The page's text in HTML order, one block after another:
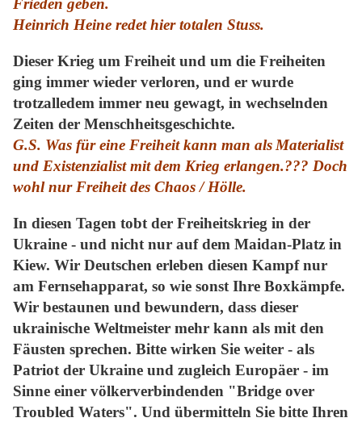
Frieden geben.
Heinrich Heine redet hier totalen Stuss.
Dieser Krieg um Freiheit und um die Freiheiten
ging immer wieder verloren, und er wurde
trotzalledem immer neu gewagt, in wechselnden
Zeiten der Menschheitsgeschichte.
G.S. Was für eine Freiheit kann man als Materialist
und Existenzialist mit dem Krieg erlangen.??? Doch
wohl nur Freiheit des Chaos / Hölle.
In diesen Tagen tobt der Freiheitskrieg in der
Ukraine - und nicht nur auf dem Maidan-Platz in
Kiew. Wir Deutschen erleben diesen Kampf nur
am Fernsehapparat, so wie sonst Ihre Boxkämpfe.
Wir bestaunen und bewundern, dass dieser
ukrainische Weltmeister mehr kann als mit den
Fäusten sprechen. Bitte wirken Sie weiter - als
Patriot der Ukraine und zugleich Europäer - im
Sinne einer völkerverbindenden "Bridge over
Troubled Waters". Und übermitteln Sie bitte Ihren